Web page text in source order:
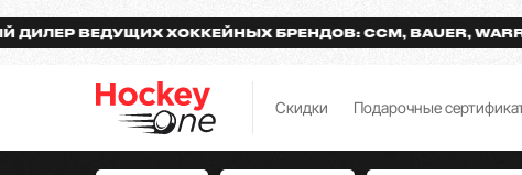
ВЕДУЩИХ ХОККЕЙНЫХ БРЕНДОВ: CCM, BAUER, WARRIOR,
Скидки Подарочные